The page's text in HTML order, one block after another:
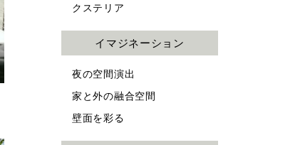
クステリア
イマジネーション
夜の空間演出
家と外の融合空間
壁面を彩る